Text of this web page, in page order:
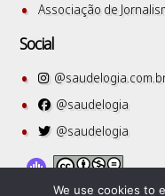
Associação de
Social
@saudelogia
@saudelogia
We use cookies to